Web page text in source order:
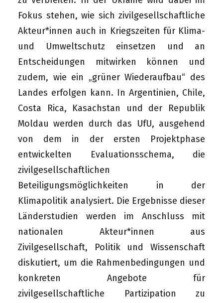
Fokus stehen, wie sich zivilgesellschaftliche
Akteur*innen auch in Kriegszeiten für Klima-
und Umweltschutz einsetzen und an
Entscheidungen mitwirken können und
zudem, wie ein „grüner Wiederaufbau“ des
Landes erfolgen kann. In Argentinien, Chile,
Costa Rica, Kasachstan und der Republik
Moldau werden durch das UfU, ausgehend
von dem in der ersten Projektphase
entwickelten Evaluationsschema, die
zivilgesellschaftlichen
Beteiligungsmöglichkeiten in der
Klimapolitik analysiert. Die Ergebnisse dieser
Länderstudien werden im Anschluss mit
nationalen Akteur*innen aus
Zivilgesellschaft, Politik und Wissenschaft
diskutiert, um die Rahmenbedingungen und
konkreten Angebote für
zivilgesellschaftliche Partizipation zu